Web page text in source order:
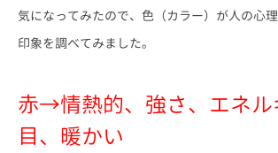
気になってみたので、色（カラー）が人の心
印象を調べてみました。
赤→情熱的、強さ、エネル
目、暖かい